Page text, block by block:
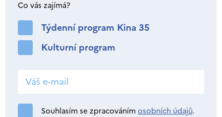
Co vás zajímá?
Týdenní program Kina 35
Kulturní program
Souhlasím se zpracováním osobních údajů.